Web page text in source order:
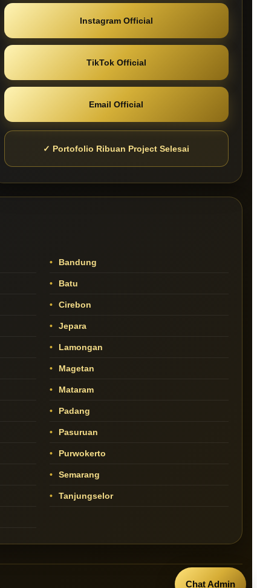
Instagram Official
TikTok Official
Email Official
✓ Portofolio Ribuan Project Selesai
Bandung
Batu
Cirebon
Jepara
Lamongan
Magetan
Mataram
Padang
Pasuruan
Purwokerto
Semarang
Tanjungselor
Chat Admin